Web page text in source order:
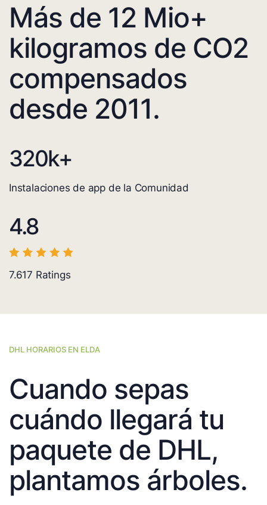
Más de 12 Mio+
kilogramos de CO2
compensados
desde 2011.
320k+
Instalaciones de app de la Comunidad
4.8
7.617 Ratings
DHL HORARIOS EN ELDA
Cuando sepas
cuándo llegará tu
paquete de DHL,
plantamos árboles.